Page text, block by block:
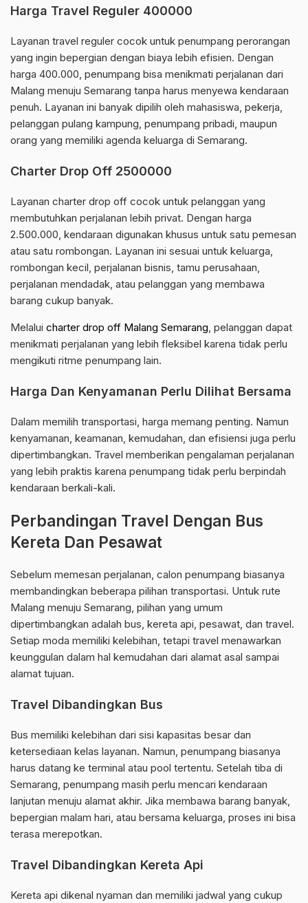
Harga Travel Reguler 400000
Layanan travel reguler cocok untuk penumpang perorangan
yang ingin bepergian dengan biaya lebih efisien. Dengan
harga 400.000, penumpang bisa menikmati perjalanan dari
Malang menuju Semarang tanpa harus menyewa kendaraan
penuh. Layanan ini banyak dipilih oleh mahasiswa, pekerja,
pelanggan pulang kampung, penumpang pribadi, maupun
orang yang memiliki agenda keluarga di Semarang.
Charter Drop Off 2500000
Layanan charter drop off cocok untuk pelanggan yang
membutuhkan perjalanan lebih privat. Dengan harga
2.500.000, kendaraan digunakan khusus untuk satu pemesan
atau satu rombongan. Layanan ini sesuai untuk keluarga,
rombongan kecil, perjalanan bisnis, tamu perusahaan,
perjalanan mendadak, atau pelanggan yang membawa
barang cukup banyak.
Melalui charter drop off Malang Semarang, pelanggan dapat
menikmati perjalanan yang lebih fleksibel karena tidak perlu
mengikuti ritme penumpang lain.
Harga Dan Kenyamanan Perlu Dilihat Bersama
Dalam memilih transportasi, harga memang penting. Namun
kenyamanan, keamanan, kemudahan, dan efisiensi juga perlu
dipertimbangkan. Travel memberikan pengalaman perjalanan
yang lebih praktis karena penumpang tidak perlu berpindah
kendaraan berkali-kali.
Perbandingan Travel Dengan Bus
Kereta Dan Pesawat
Sebelum memesan perjalanan, calon penumpang biasanya
membandingkan beberapa pilihan transportasi. Untuk rute
Malang menuju Semarang, pilihan yang umum
dipertimbangkan adalah bus, kereta api, pesawat, dan travel.
Setiap moda memiliki kelebihan, tetapi travel menawarkan
keunggulan dalam hal kemudahan dari alamat asal sampai
alamat tujuan.
Travel Dibandingkan Bus
Bus memiliki kelebihan dari sisi kapasitas besar dan
ketersediaan kelas layanan. Namun, penumpang biasanya
harus datang ke terminal atau pool tertentu. Setelah tiba di
Semarang, penumpang masih perlu mencari kendaraan
lanjutan menuju alamat akhir. Jika membawa barang banyak,
bepergian malam hari, atau bersama keluarga, proses ini bisa
terasa merepotkan.
Travel Dibandingkan Kereta Api
Kereta api dikenal nyaman dan memiliki jadwal yang cukup